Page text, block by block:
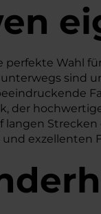
perfekte Wahl
unterwegs sind
der
langen
und exzellenten